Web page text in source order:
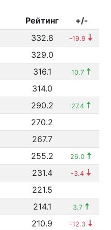
Рейтинг
+/-
332.8 -19.9
329.0
316.1 10.7
314.0
290.2 27.4
270.2
267.7
255.2 26.0
231.4 -3.4
221.5
214.1 3.7
210.9 -12.3